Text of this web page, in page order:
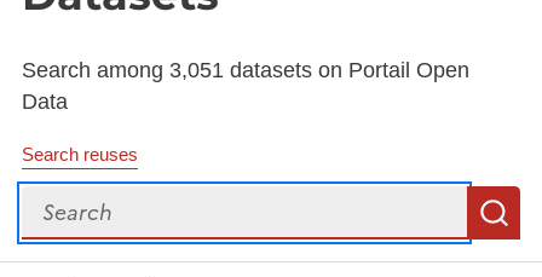
Search among 3,051 datasets on Portail Open
Data
Search reuses
Search